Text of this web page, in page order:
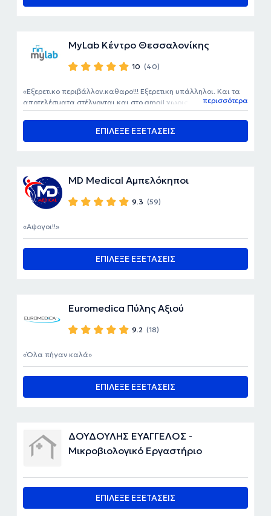
MyLab Κέντρο Θεσσαλονίκης
10 (40)
ΕΠΙΛΕΞΕ ΕΞΕΤΑΣΕΙΣ
Εξερετικο περιβάλλον.καθαρο!!! Εξερετικη υπάλληλοι. Και τα
αποτελέσματα στέλνονται και στο gmail χωρις καμία
επιβάρυνση Και χωρίς να ταλαιπωρήσει!!
περισσότερα
MD Medical Αμπελόκηποι
9.3 (59)
ΕΠΙΛΕΞΕ ΕΞΕΤΑΣΕΙΣ
Αψογοι!!
Euromedica Πύλης Αξιού
9.2 (18)
ΕΠΙΛΕΞΕ ΕΞΕΤΑΣΕΙΣ
Όλα πήγαν καλά
ΔΟΥΔΟΥΛΗΣ ΕΥΑΓΓΕΛΟΣ -
Μικροβιολογικό Εργαστήριο
ΕΠΙΛΕΞΕ ΕΞΕΤΑΣΕΙΣ